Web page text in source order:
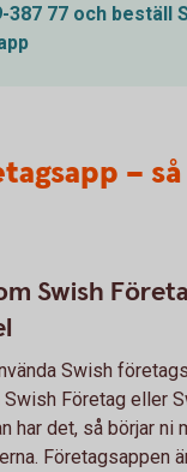
387 77 och beställ
–
Swish
Swish
Företag eller
har det, så börjar ni
Företagsappen